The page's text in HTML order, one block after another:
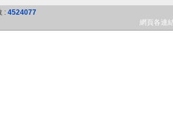
: 4524077
網頁各連